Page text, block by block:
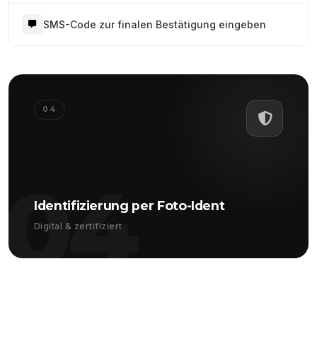
SMS-Code zur finalen Bestätigung eingeben
04
04
Identifizierung per Foto-Ident
Digital & zertifiziert